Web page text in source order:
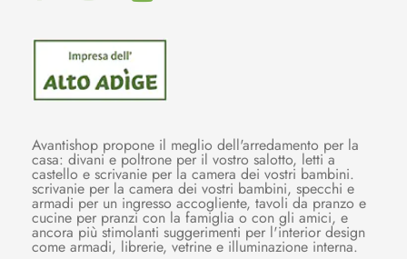
Avantishop propone il meglio dell'arredamento per la
casa: divani e poltrone per il vostro salotto, letti a
castello e scrivanie per la camera dei vostri bambini.
scrivanie per la camera dei vostri bambini, specchi e
armadi per un ingresso accogliente, tavoli da pranzo e
cucine per pranzi con la famiglia o con gli amici, e
ancora più stimolanti suggerimenti per l'interior design
come armadi, librerie, vetrine e illuminazione interna.